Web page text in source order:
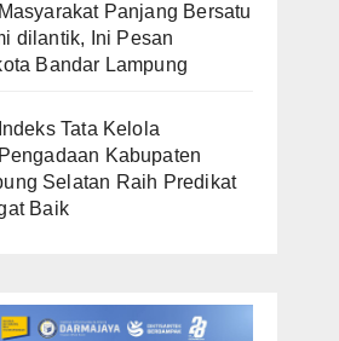
Masyarakat Panjang Bersatu
dilantik, Ini Pesan
Bandar Lampung
Indeks Tata Kelola
Pengadaan Kabupaten
Selatan Raih Predikat
Baik